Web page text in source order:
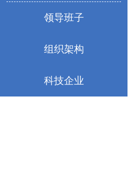
领导班子
组织架构
科技企业